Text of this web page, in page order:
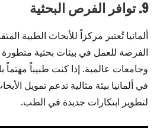
9. توافر الفرص البحثية
ألمانيا تُعتبر مركزاً للأبحاث الطبية
الفرصة للعمل في بيئات بحثية
وجامعات عالمية. إذا كنت طبيباً مهتماً
في ألمانيا بيئة مثالية تدعم تمويل
لتطوير ابتكارات جديدة في الطب.